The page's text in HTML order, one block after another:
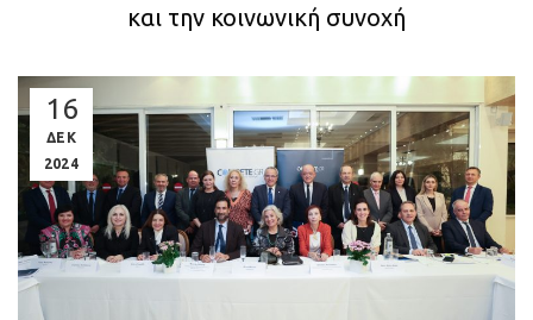
και την κοινωνική συνοχή
16
ΔΕΚ
2024